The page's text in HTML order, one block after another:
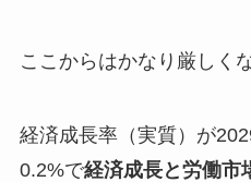
ここからはかなり厳しく
経済成長率（実質）が
0.2%で経済成長と労働市